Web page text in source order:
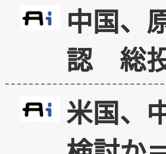
中国、
認 総
米国、